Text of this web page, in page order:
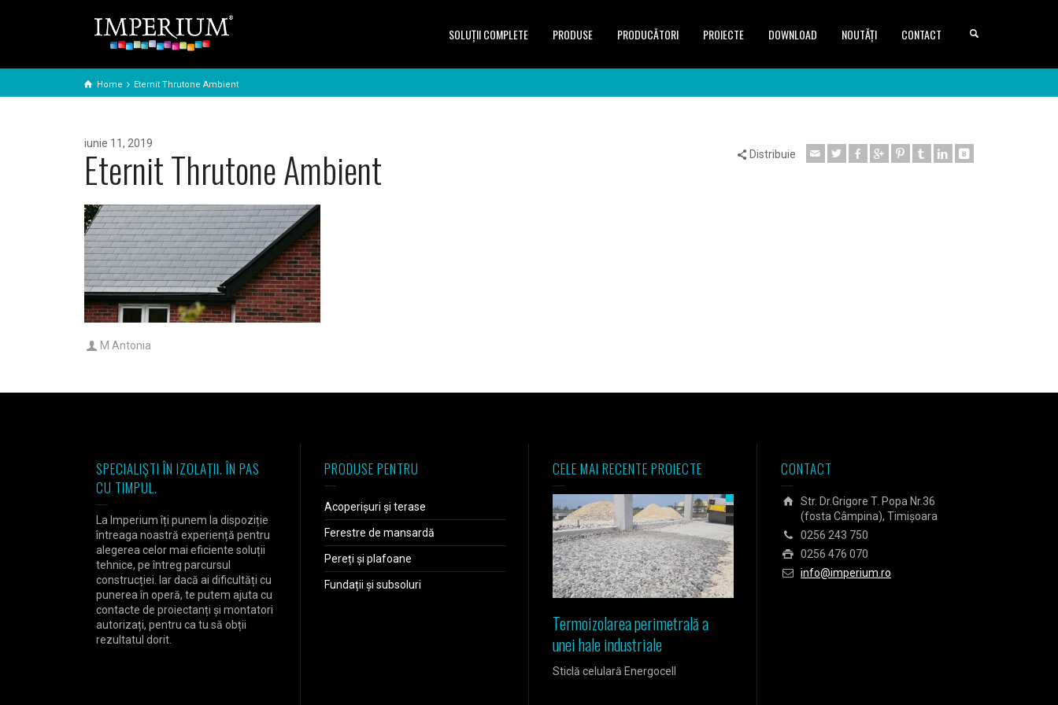
SOLUŢII COMPLETE PRODUSE PRODUCĂTORI PROIECTE DOWNLOAD NOUTĂȚI CONTACT
Home Eternit Thrutone Ambient
iunie 11, 2019
Eternit Thrutone Ambient Distribuie
M Antonia
SPECIALIȘTI ÎN IZOLAȚII. ÎN PAS
CU TIMPUL.
La Imperium îți punem la dispoziție
întreaga noastră experiență pentru
alegerea celor mai eficiente soluții
tehnice, pe întreg parcursul
construcției. Iar dacă ai dificultăți cu
punerea în operă, te putem ajuta cu
contacte de proiectanți și montatori
autorizați, pentru ca tu să obții
rezultatul dorit.
PRODUSE PENTRU
Acoperișuri și terase
Ferestre de mansardă
Pereți și plafoane
Fundații și subsoluri
CELE MAI RECENTE PROIECTE
Termoizolarea perimetrală a
unei hale industriale
Sticlă celulară Energocell
CONTACT
Str. Dr.Grigore T. Popa Nr.36
(fosta Câmpina), Timișoara
0256 243 750
0256 476 070
info@imperium.ro